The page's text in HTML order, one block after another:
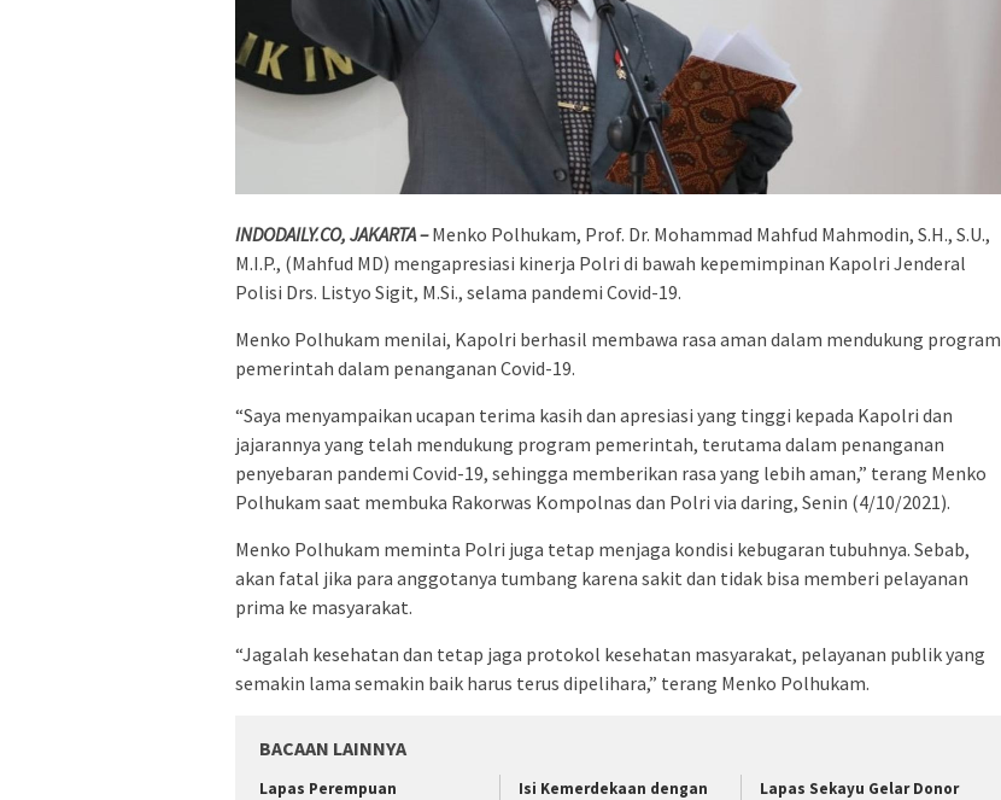
INDODAILY.CO, JAKARTA –Menko Polhukam, Prof. Dr. Mohammad Mahfud Mahmodin, S.H., S.U.,
M.I.P., (Mahfud MD) mengapresiasi kinerja Polri di bawah kepemimpinan Kapolri Jenderal
Polisi Drs. Listyo Sigit, M.Si., selama pandemi Covid-19.
Menko Polhukam menilai, Kapolri berhasil membawa rasa aman dalam mendukung program
pemerintah dalam penanganan Covid-19.
“Saya menyampaikan ucapan terima kasih dan apresiasi yang tinggi kepada Kapolri dan
jajarannya yang telah mendukung program pemerintah, terutama dalam penanganan
penyebaran pandemi Covid-19, sehingga memberikan rasa yang lebih aman,” terang Menko
Polhukam saat membuka Rakorwas Kompolnas dan Polri via daring, Senin (4/10/2021).
Menko Polhukam meminta Polri juga tetap menjaga kondisi kebugaran tubuhnya. Sebab,
akan fatal jika para anggotanya tumbang karena sakit dan tidak bisa memberi pelayanan
prima ke masyarakat.
“Jagalah kesehatan dan tetap jaga protokol kesehatan masyarakat, pelayanan publik yang
semakin lama semakin baik harus terus dipelihara,” terang Menko Polhukam.
BACAAN LAINNYA
Lapas Perempuan
Isi Kemerdekaan dengan
Lapas Sekayu Gelar Donor